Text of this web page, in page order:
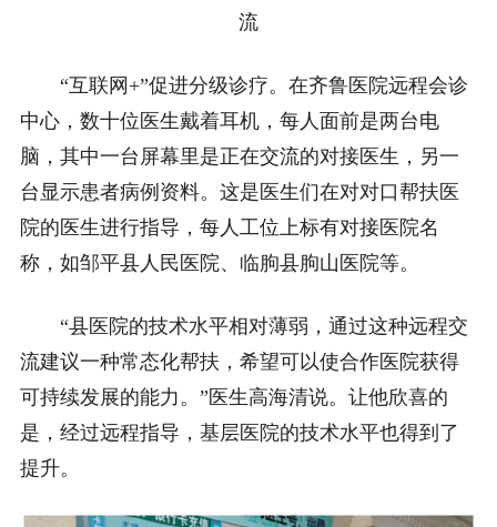
流
“互联网+”促进分级诊疗。在齐鲁医院远程会诊
中心，数十位医生戴着耳机，每人面前是两台电
脑，其中一台屏幕里是正在交流的对接医生，另一
台显示患者病例资料。这是医生们在对对口帮扶医
院的医生进行指导，每人工位上标有对接医院名
称，如邹平县人民医院、临朐县朐山医院等。
“县医院的技术水平相对薄弱，通过这种远程交
流建议一种常态化帮扶，希望可以使合作医院获得
可持续发展的能力。”医生高海清说。让他欣喜的
是，经过远程指导，基层医院的技术水平也得到了
提升。